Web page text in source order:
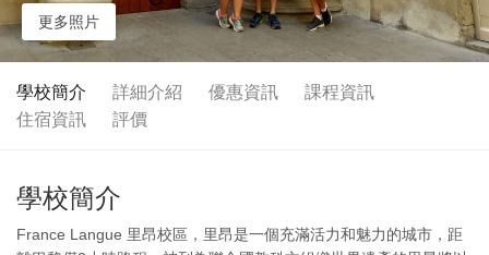
更多照片
學校簡介 詳細介紹 優惠資訊
課程資訊
住宿資訊
評價
學校簡介
France Langue 里昂校區，里昂是一個充滿活力和魅力的城市，距